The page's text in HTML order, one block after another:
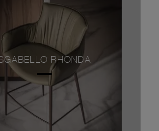
RHONDA